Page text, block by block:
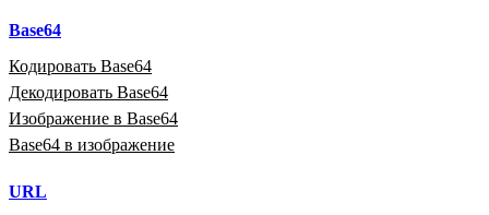
Base64
Кодировать Base64
Декодировать Base64
Изображение в Base64
Base64 в изображение
URL